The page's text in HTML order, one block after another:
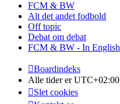
FCM & BW
Alt det andet fodbold
Off topic
Debat om debat
FCM & BW - In English
Boardindeks
Alle tider erUTC+02:00
Slet cookies